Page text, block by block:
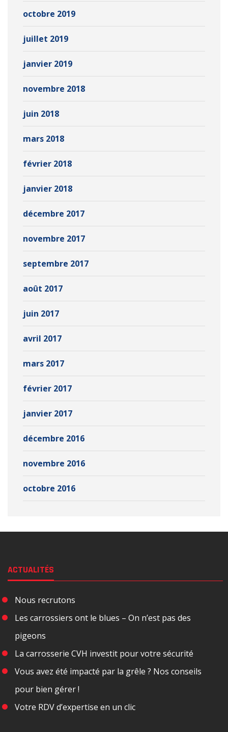
octobre 2019
juillet 2019
janvier 2019
novembre 2018
juin 2018
mars 2018
février 2018
janvier 2018
décembre 2017
novembre 2017
septembre 2017
août 2017
juin 2017
avril 2017
mars 2017
février 2017
janvier 2017
décembre 2016
novembre 2016
octobre 2016
ACTUALITÉS
Nous recrutons
Les carrossiers ont le blues – On n’est pas des
pigeons
La carrosserie CVH investit pour votre sécurité
Vous avez été impacté par la grêle ? Nos conseils
pour bien gérer !
Votre RDV d’expertise en un clic